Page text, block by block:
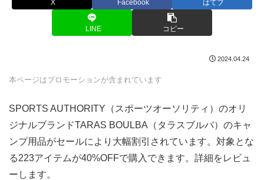
X Facebook はてブ
LINE コピー
2024.04.24
本ページはプロモーションが含まれています
SPORTS AUTHORITY（スポーツオーソリティ）のオリ
ジナルブランドTARAS BOULBA（タラスブルバ）のキャ
ンプ用品がセールにより大幅割引されています。対象とな
る223アイテムが40%OFFで購入できます。詳細をレビュ
ーします。